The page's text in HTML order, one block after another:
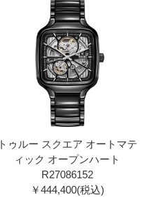
トゥルー スクエア オートマテ
ィック オープンハート
R27086152
￥444,400(税込)